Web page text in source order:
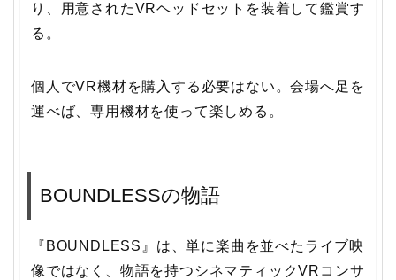
り、用意されたVRヘッドセットを装着して鑑賞す
る。
個人でVR機材を購入する必要はない。会場へ足を
運べば、専用機材を使って楽しめる。
BOUNDLESSの物語
『BOUNDLESS』は、単に楽曲を並べたライブ映
像ではなく、物語を持つシネマティックVRコンサ